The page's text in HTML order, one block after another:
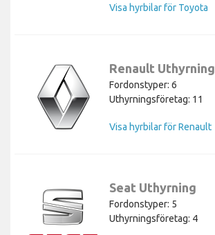
Visa hyrbilar för Toyota
Renault Uthyrning
Fordonstyper: 6
Uthyrningsföretag: 11
Visa hyrbilar för Renault
Seat Uthyrning
Fordonstyper: 5
Uthyrningsföretag: 4